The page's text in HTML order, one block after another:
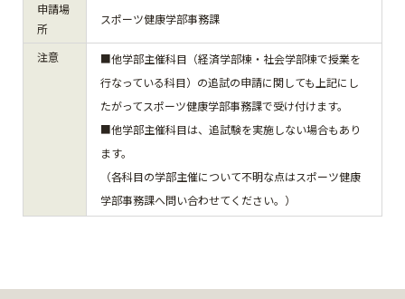
申請場
所
スポーツ健康学部事務課
注意
■他学部主催科目（経済学部棟・社会学部棟で授業を
行なっている科目）の追試の申請に関しても上記にし
たがってスポーツ健康学部事務課で受け付けます。
■他学部主催科目は、追試験を実施しない場合もあり
ます。
（各科目の学部主催について不明な点はスポーツ健康
学部事務課へ問い合わせてください。）